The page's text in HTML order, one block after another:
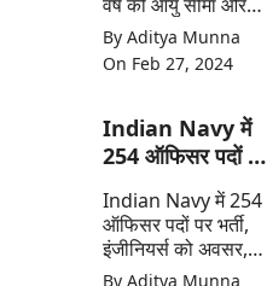
90 हजार रुपये से अधिक
की सैलरी
By Aditya Munna
On Feb 27, 2024
Indian Navy में
254 ऑफिसर पदों पर
Indian Navy में 254
ऑफिसर पदों पर भर्ती,
इंजीनियर्स को अवसर,
वेतन 56 हजार तक
By Aditya Munna